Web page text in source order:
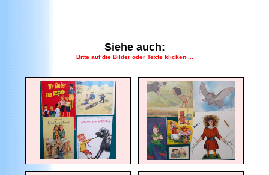
Siehe auch:
Bitte auf die Bilder oder Texte klicken ...